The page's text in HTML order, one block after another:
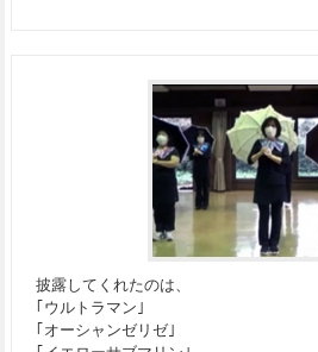
披露してくれたのは、
｢ウルトラマン｣
｢オーシャンゼリゼ｣